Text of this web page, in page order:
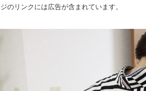
のリンクには広告が含まれています。